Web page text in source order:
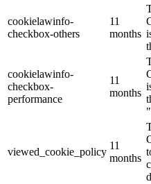
cookielawinfo-
checkbox-others
11
months
cookielawinfo-
checkbox-
performance
11
months
viewed_cookie_policy
11
months